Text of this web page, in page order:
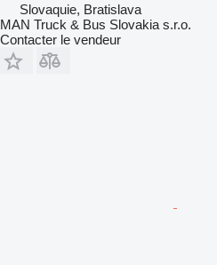
Slovaquie, Bratislava
MAN Truck & Bus Slovakia s.r.o.
Contacter le vendeur